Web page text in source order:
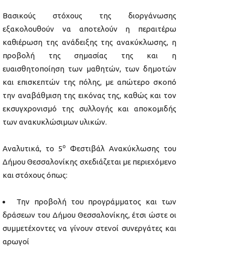
Βασικούς στόχους της διοργάνωσης
εξακολουθούν να αποτελούν η περαιτέρω
καθιέρωση της ανάδειξης της ανακύκλωσης, η
προβολή της σημασίας της και η
ευαισθητοποίηση των μαθητών, των δημοτών
και επισκεπτών της πόλης, με απώτερο σκοπό
την αναβάθμιση της εικόνας της, καθώς και τον
εκσυγχρονισμό της συλλογής και αποκομιδής
των ανακυκλώσιμων υλικών.
Αναλυτικά, το 5ο
Φεστιβάλ Ανακύκλωσης του
Δήμου Θεσσαλονίκης σχεδιάζεται με περιεχόμενο
και στόχους όπως:
Την προβολή του προγράμματος και των
δράσεων του Δήμου Θεσσαλονίκης, έτσι ώστε οι
συμμετέχοντες να γίνουν στενοί συνεργάτες και
αρωγοί